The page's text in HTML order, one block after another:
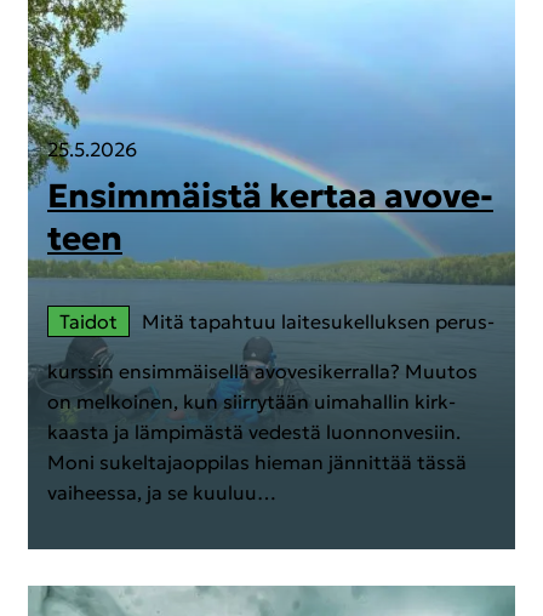
25.5.2026
En­sim­mäis­tä ker­taa avo­ve­
teen
Tai­dot Mitä ta­pah­tuu lai­te­su­kel­luk­sen pe­rus­
kurs­sin en­sim­mäi­sel­lä avo­ve­si­ker­ral­la? Muu­tos
on mel­koi­nen, kun siir­ry­tään ui­ma­hal­lin kirk­
kaas­ta ja läm­pi­mäs­tä ve­des­tä luon­non­ve­siin.
Moni su­kel­ta­jaop­pi­las hie­man jän­nit­tää tässä
vai­hees­sa, ja se kuu­luu…